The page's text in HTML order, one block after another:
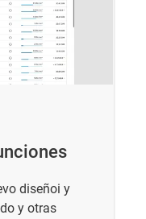
diseñoi y
y otras